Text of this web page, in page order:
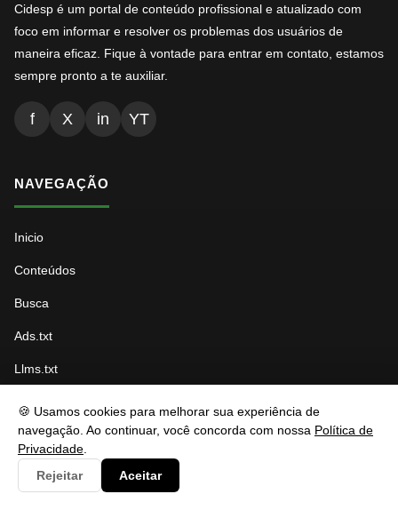
🍪 Usamos cookies para melhorar sua experiência de
navegação. Ao continuar, você concorda com nossa Política de
Privacidade
Rejeitar
Aceitar
Cidesp é um portal de conteúdo profissional e atualizado com
foco em informar e resolver os problemas dos usuários de
maneira eficaz. Fique à vontade para entrar em contato, estamos
sempre pronto a te auxiliar.
f X in YT
NAVEGAÇÃO
Inicio
Conteúdos
Busca
Ads.txt
Llms.txt
Sitemap Índice
Sitemap Páginas